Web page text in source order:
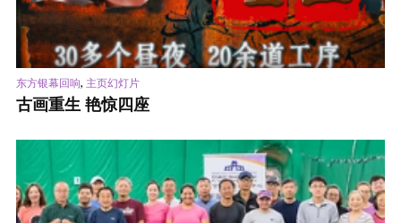
东方银幕回响, 主页幻灯片
古画重生 艳惊四座